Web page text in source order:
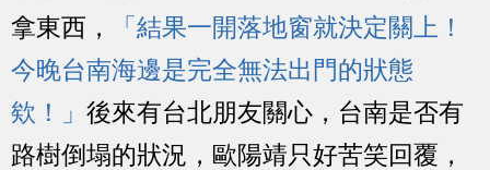
拿東西，
「結果一開落地窗就決定關上！
今晚台南海邊是完全無法出門的狀態
欸！」 後來有台北朋友關心，台南是否有
路樹倒塌的狀況，歐陽靖只好苦笑回覆，